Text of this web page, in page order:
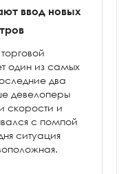
ввод новых
один из самых
два
девелоперы
скорости и
с помпой
ситуация